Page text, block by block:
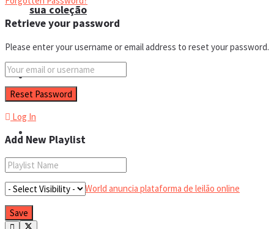
sua coleção
Espaço do colecionador
Retrieve your password
Please enter your username or email address to reset your password.
Log In
Add New Playlist